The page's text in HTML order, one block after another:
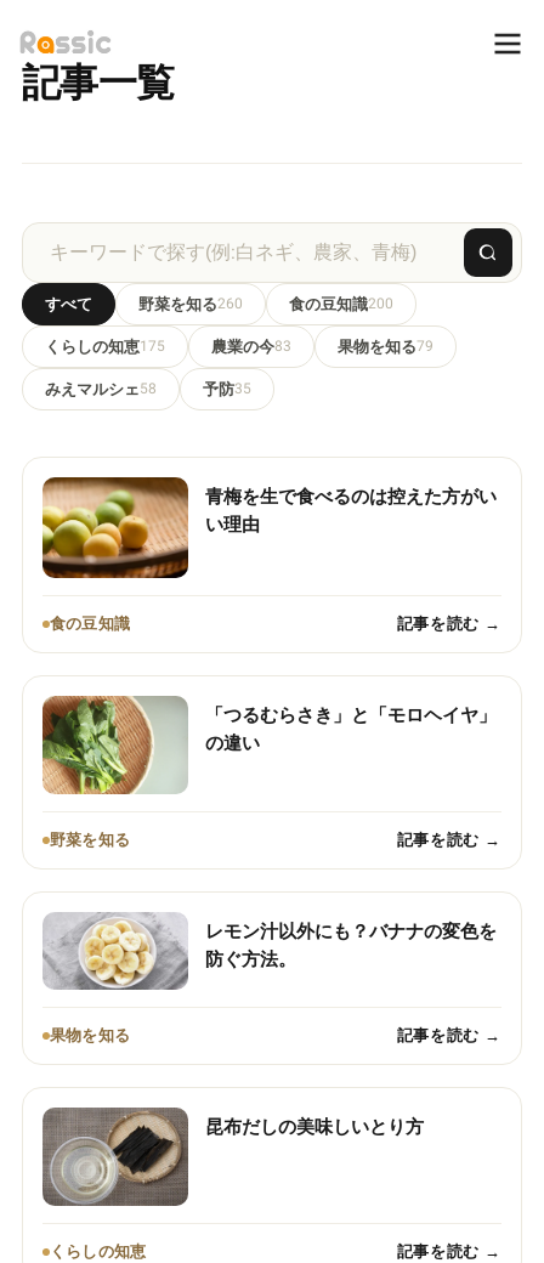
記事一覧
すべて 野菜を知る260 食の豆知識200
くらしの知恵175 農業の今83 果物を知る79
みえマルシェ58 予防35
青梅を生で食べるのは控えた方がい
い理由
食の豆知識 記事を読む →
「つるむらさき」と「モロヘイヤ」
の違い
野菜を知る 記事を読む →
レモン汁以外にも？バナナの変色を
防ぐ方法。
果物を知る 記事を読む →
昆布だしの美味しいとり方
くらしの知恵 記事を読む →